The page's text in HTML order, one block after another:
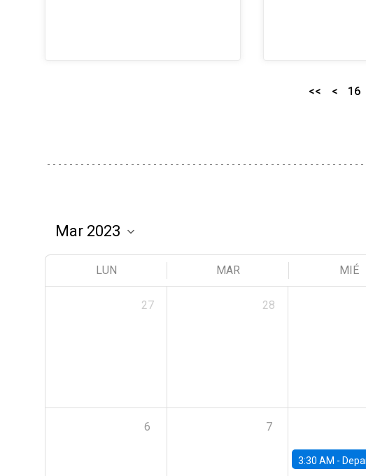
<< < 16
LUN MAR MIÉ
27 28
6 7
3:30 AM - Department